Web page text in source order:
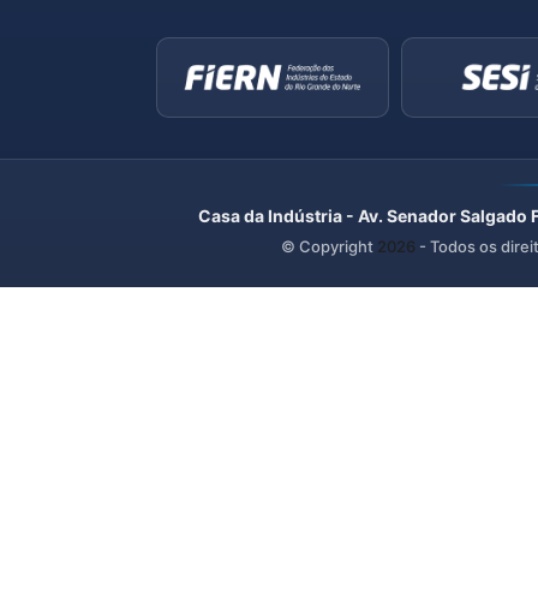
Casa da Indústria - Av. Senador
© Copyright 2026 - Todos os